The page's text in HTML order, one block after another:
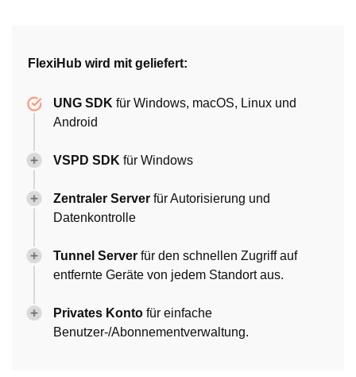
FlexiHub wird mit geliefert:
UNG SDK für Windows, macOS, Linux und
Android
VSPD SDK für Windows
Zentraler Server für Autorisierung und
Datenkontrolle
Tunnel Server für den schnellen Zugriff auf
entfernte Geräte von jedem Standort aus.
Privates Konto für einfache
Benutzer-/Abonnementverwaltung.